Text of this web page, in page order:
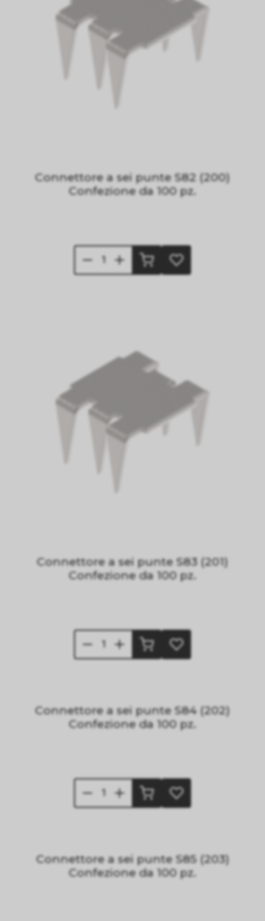
Connettore a sei punte S82 (200)
Confezione da 100 pz.
Connettore a sei punte S83 (201)
Confezione da 100 pz.
Connettore a sei punte S84 (202)
Confezione da 100 pz.
Connettore a sei punte S85 (203)
Confezione da 100 pz.